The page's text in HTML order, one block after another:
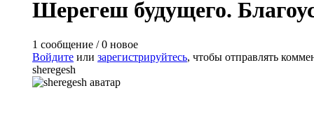
Шерегеш будущего.
1 сообщение / 0 новое
Войдите или зарегистрируйтесь, чтобы отправлять
sheregesh